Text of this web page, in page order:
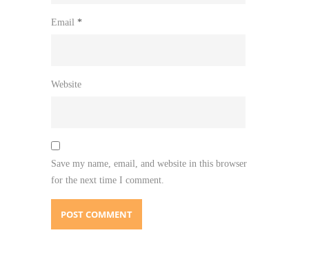
Email *
Website
Save my name, email, and website in this browser
for the next time I comment.